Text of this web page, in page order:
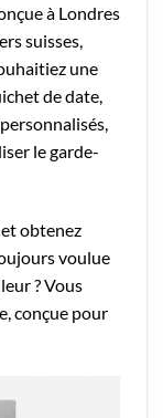
à Londres
suisses,
une
de date,
le garde-
obtenez
voulue
? Vous
conçue pour